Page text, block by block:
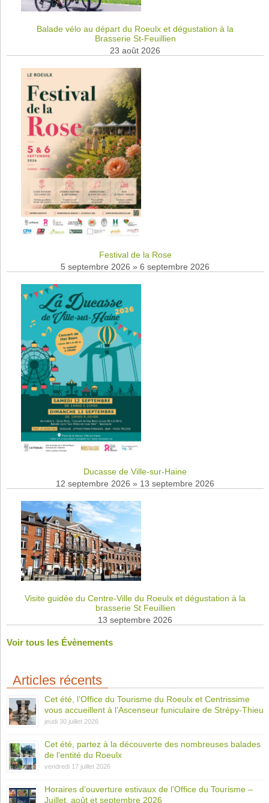
Balade vélo au départ du Roeulx et dégustation à la
Brasserie St-Feuillien
23 août 2026
Festival de la Rose
5 septembre 2026 » 6 septembre 2026
Ducasse de Ville-sur-Haine
12 septembre 2026 » 13 septembre 2026
Visite guidée du Centre-Ville du Roeulx et dégustation à la
brasserie St Feuillien
13 septembre 2026
Voir tous les Évènements
Articles récents
Cet été, l’Office du Tourisme du Roeulx et Centrissime
vous accueillent à l’Ascenseur funiculaire de Strépy-Thieu
jeudi 30 juillet 2026
Cet été, partez à la découverte des nombreuses balades
de l’entité du Roeulx
vendredi 17 juillet 2026
Horaires d’ouverture estivaux de l’Office du Tourisme –
Juillet, août et septembre 2026